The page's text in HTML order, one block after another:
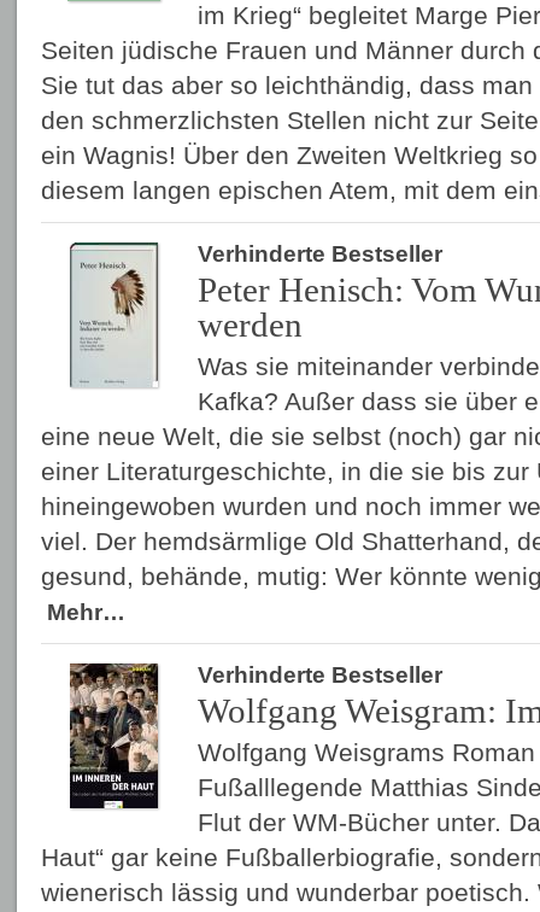
im Krieg“ begleitet Marge
Seiten jüdische Frauen und Männer durch
Sie tut das aber so leichthändig, dass
den schmerzlichsten Stellen nicht zur
ein Wagnis! Über den Zweiten Weltkrieg
diesem langen epischen Atem, mit dem
Verhinderte Bestseller
Peter Henisch: Vom
werden
Was sie miteinander
Kafka? Außer dass sie über
eine neue Welt, die sie selbst (noch) gar
einer Literaturgeschichte, in die sie bis zur
hineingewoben wurden und noch immer
viel. Der hemdsärmlige Old Shatterhand,
gesund, behände, mutig: Wer könnte
Mehr…
Verhinderte Bestseller
Wolfgang Weisgram:
Wolfgang Weisgrams
Fußalllegende Matthias
Flut der WM-Bücher unter.
Haut“ gar keine Fußballerbiografie,
wienerisch lässig und wunderbar